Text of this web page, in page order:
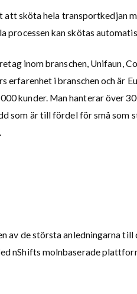
sköta hela transportkedjan
processen kan skötas
inom branschen, Unifaun,
erfarenhet i branschen och är
kunder. Man hanterar över
som är till fördel för små som
av de största anledningarna
nShifts molnbaserade